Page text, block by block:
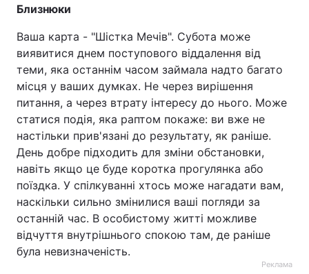
Близнюки
Ваша карта - "Шістка Мечів". Субота може
виявитися днем поступового віддалення від
теми, яка останнім часом займала надто багато
місця у ваших думках. Не через вирішення
питання, а через втрату інтересу до нього. Може
статися подія, яка раптом покаже: ви вже не
настільки прив'язані до результату, як раніше.
День добре підходить для зміни обстановки,
навіть якщо це буде коротка прогулянка або
поїздка. У спілкуванні хтось може нагадати вам,
наскільки сильно змінилися ваші погляди за
останній час. В особистому житті можливе
відчуття внутрішнього спокою там, де раніше
була невизначеність.
Реклама